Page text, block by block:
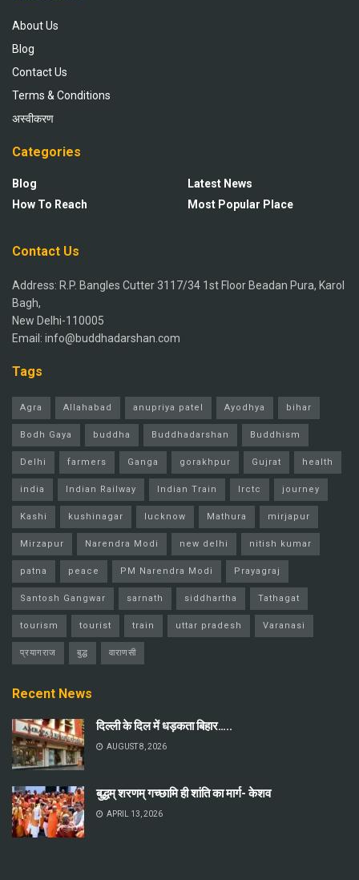
About Us
Blog
Contact Us
Terms & Conditions
अस्वीकरण
Categories
Blog
How To Reach
Latest News
Most Popular Place
Contact Us
Address: R.P. Bangles Cutter 3117/34 1st Floor Beadan Pura, Karol
Bagh,
New Delhi-110005
Email: info@buddhadarshan.com
Tags
Agra Allahabad anupriya patel Ayodhya bihar
Bodh Gaya buddha Buddhadarshan Buddhism
Delhi farmers Ganga gorakhpur Gujrat health
india Indian Railway Indian Train Irctc journey
Kashi kushinagar lucknow Mathura mirjapur
Mirzapur Narendra Modi new delhi nitish kumar
patna peace PM Narendra Modi Prayagraj
Santosh Gangwar sarnath siddhartha Tathagat
tourism tourist train uttar pradesh Varanasi
प्रयागराज बुद्ध वाराणसी
Recent News
दिल्ली के दिल में धड़कता बिहार…..
AUGUST 8, 2026
बुद्धम् शरणम् गच्छामि ही शांति का मार्ग- केशव
APRIL 13, 2026